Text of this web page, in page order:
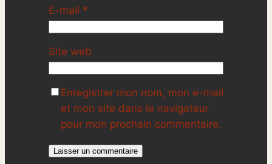
E-mail *
Site web
Enregistrer mon nom, mon e-mail
et mon site dans le navigateur
pour mon prochain commentaire.